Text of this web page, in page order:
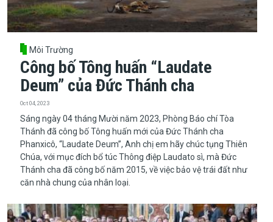
Môi Trường
Công bố Tông huấn “Laudate
Deum” của Đức Thánh cha
Oct 04, 2023
​​​​​​​Sáng ngày 04 tháng Mười năm 2023, Phòng Báo chí Tòa
Thánh đã công bố Tông huấn mới của Đức Thánh cha
Phanxicô, “Laudate Deum”, Anh chị em hãy chúc tụng Thiên
Chúa, với mục đích bổ túc Thông điệp Laudato sì, mà Đức
Thánh cha đã công bố năm 2015, về việc bảo vệ trái đất như
căn nhà chung của nhân loại.